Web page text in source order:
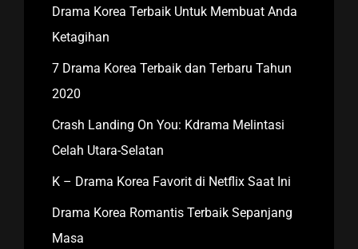
Drama Korea Terbaik Untuk Membuat Anda
Ketagihan
7 Drama Korea Terbaik dan Terbaru Tahun
2020
Crash Landing On You: Kdrama Melintasi
Celah Utara-Selatan
K – Drama Korea Favorit di Netflix Saat Ini
Drama Korea Romantis Terbaik Sepanjang
Masa